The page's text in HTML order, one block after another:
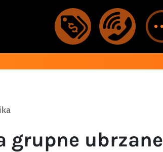
grupne ubrzane